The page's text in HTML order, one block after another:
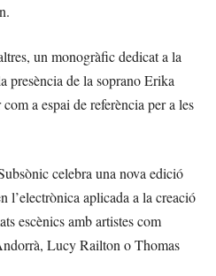
un monogràfic dedicat a la
presència de la soprano Erika
a espai de referència per a les
celebra una nova edició
l’electrònica aplicada a la creació
escènics amb artistes com
Lucy Railton o Thomas